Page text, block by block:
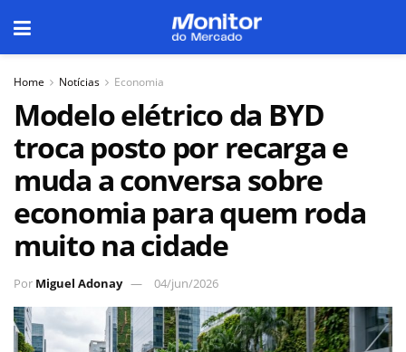
Home Notícias Economia
Modelo elétrico da BYD
troca posto por recarga e
muda a conversa sobre
economia para quem roda
muito na cidade
Por Miguel Adonay 04/jun/2026